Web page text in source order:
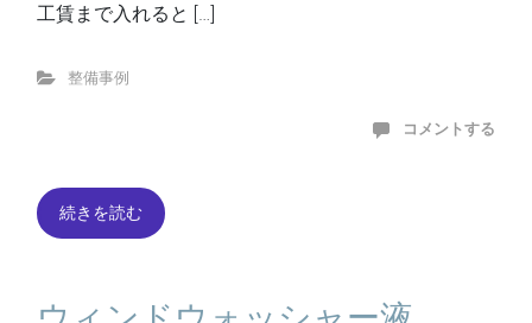
工賃まで入れると […]
整備事例
コメントする
続きを読む